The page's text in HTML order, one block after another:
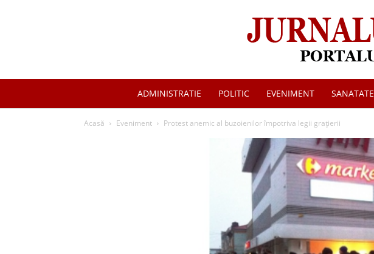
ADMINISTRATIE POLITIC EVENIMENT SANATATE
Acasă Eveniment Protest anemic al buzoienilor împotriva legii grațierii